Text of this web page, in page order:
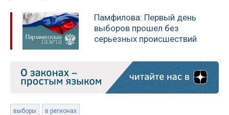
Памфилова: Первый день
выборов прошел без
серьезных происшествий
выборы в регионах